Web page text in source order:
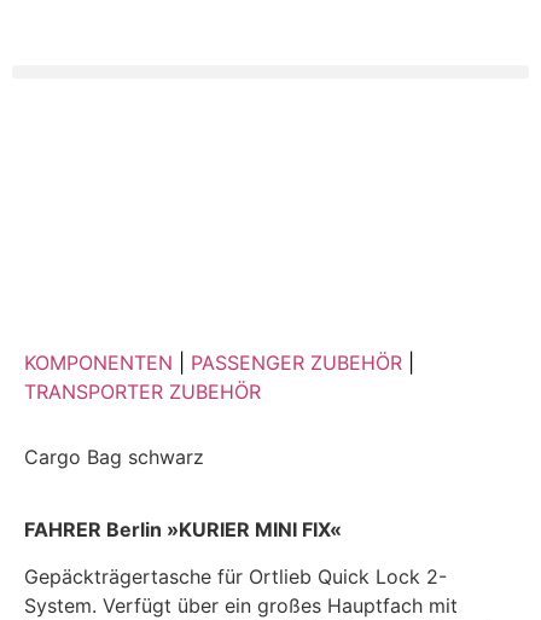
KOMPONENTEN PASSENGER ZUBEHÖR
TRANSPORTER ZUBEHÖR
Cargo Bag schwarz
FAHRER Berlin »KURIER MINI FIX«
Gepäckträgertasche für Ortlieb Quick Lock 2-
System. Verfügt über ein großes Hauptfach mit